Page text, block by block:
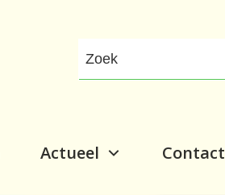
Actueel Contact